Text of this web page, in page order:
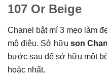
107 Or Beige
Chanel bật mí 3 mẹo làm
mộ điệu. Sở hữu son
bước sau để sở hữu một
hoặc nhất.